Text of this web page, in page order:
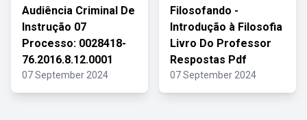
Audiência Criminal De
Instrução 07
Processo: 0028418-
76.2016.8.12.0001
07 September 2024
Filosofando -
Introdução à Filosofia
Livro Do Professor
Respostas Pdf
07 September 2024